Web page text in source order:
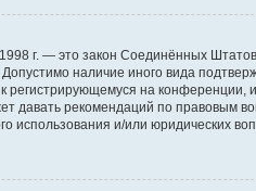
г. — это закон Соединённых
наличие иного вида
на конференции,
давать рекомендаций по правовым
использования и/или юридических